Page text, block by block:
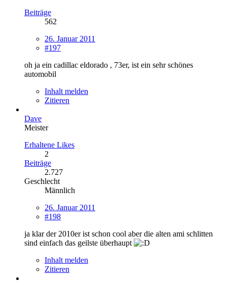
Beiträge
562
26. Januar 2011
#197
oh ja ein cadillac eldorado , 73er, ist ein sehr schönes
automobil
Inhalt melden
Zitieren
Dave
Meister
Erhaltene Likes
2
Beiträge
2.727
Geschlecht
Männlich
26. Januar 2011
#198
ja klar der 2010er ist schon cool aber die alten ami schlitten
sind einfach das geilste überhaupt
Inhalt melden
Zitieren